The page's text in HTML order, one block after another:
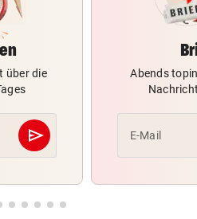
über die
send
Abschicken
Abends
E-Mail